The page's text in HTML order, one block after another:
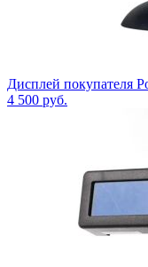
Дисплей покупателя
4 500 руб.